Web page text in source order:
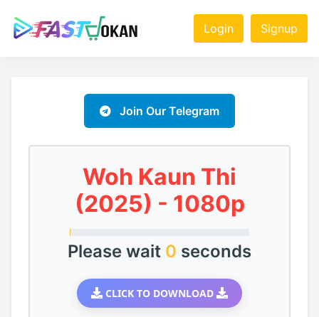
Login Signup
Join Our Telegram
Woh Kaun Thi
(2025) - 1080p
Please wait 0 seconds
CLICK TO DOWNLOAD